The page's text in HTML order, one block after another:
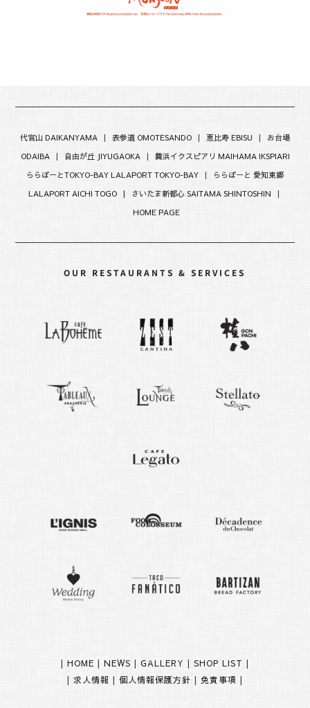
代官山 DAIKANYAMA | 表参道 OMOTESANDO | 恵比寿 EBISU | お台場
ODAIBA | 自由が丘 JIYUGAOKA | 舞浜イクスピアリ MAIHAMA IKSPIARI
ららぽーとTOKYO-BAY LALAPORT TOKYO-BAY |
ららぽーと 愛知東郷
LALAPORT AICHI TOGO |
さいたま新都心 SAITAMA SHINTOSHIN |
HOME PAGE
OUR RESTAURANTS & SERVICES
| HOME | NEWS | GALLERY | SHOP LIST |
| 求人情報 | 個人情報保護方針 | 免責事項 |